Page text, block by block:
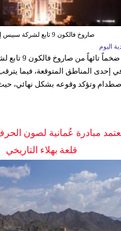
صاروخ فالكون 9 تابع لشركة سبيس إكس
اليوم
يُعتقد أن جزءاً
إحدى المناطق المتوقعة، فيما
وتؤكد وقوعه بشكل نهائي،
مبادرة عُمانية لصون
قلعة بهلاء التاريخي